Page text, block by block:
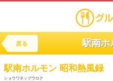
戻る 駅南ホ
駅南ホルモン 昭和熱風録
ショウワネップウロク